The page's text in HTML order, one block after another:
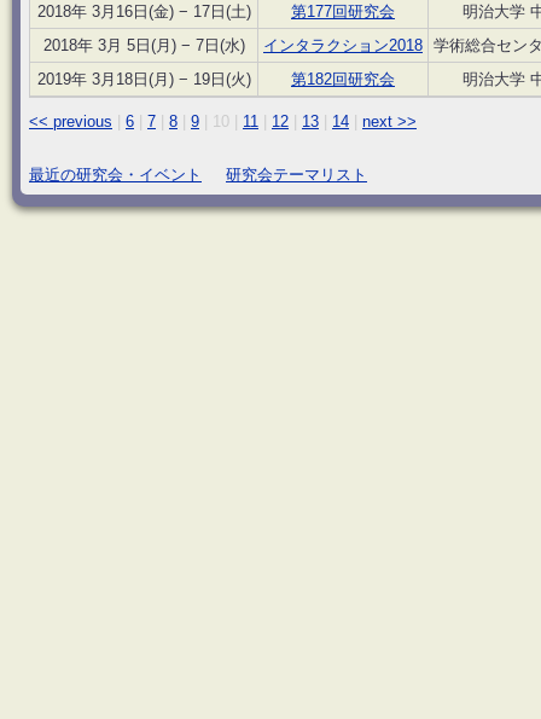
2018年 3月16日(金) − 17日(土)
第177回研究会
明治大学
2018年 3月 5日(月) − 7日(水)
インタラクション2018 学術総合セン
2019年 3月18日(月) − 19日(火)
第182回研究会 明治大学
<< previous 6 7 8 9 10 11 12 13 14 next >>
最近の研究会・イベント 研究会テーマリスト